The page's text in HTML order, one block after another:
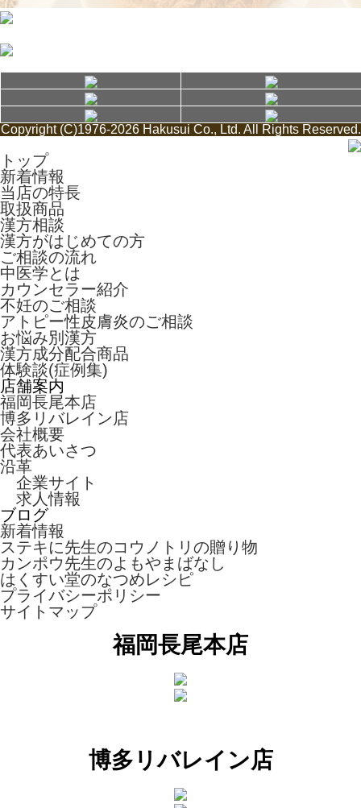
Copyright (C)1976-2026 Hakusui Co., Ltd. All Rights Reserved.
トップ
新着情報
当店の特長
取扱商品
漢方相談
漢方がはじめての方
ご相談の流れ
中医学とは
カウンセラー紹介
不妊のご相談
アトピー性皮膚炎のご相談
お悩み別漢方
漢方成分配合商品
体験談(症例集)
店舗案内
福岡長尾本店
博多リバレイン店
会社概要
代表あいさつ
沿革
企業サイト
求人情報
ブログ
新着情報
ステキに先生のコウノトリの贈り物
カンポウ先生のよもやまばなし
はくすい堂のなつめレシピ
プライバシーポリシー
サイトマップ
福岡長尾本店
博多リバレイン店